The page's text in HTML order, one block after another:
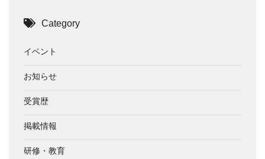
Category
イベント
お知らせ
受賞歴
掲載情報
研修・教育